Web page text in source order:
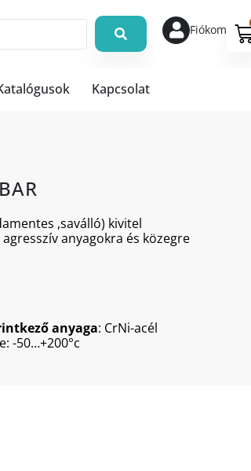
Fiókom
Kapcsolat
,saválló) kivitel
anyagokra és közegre
anyaga: CrNi-acél
-50…+200°c